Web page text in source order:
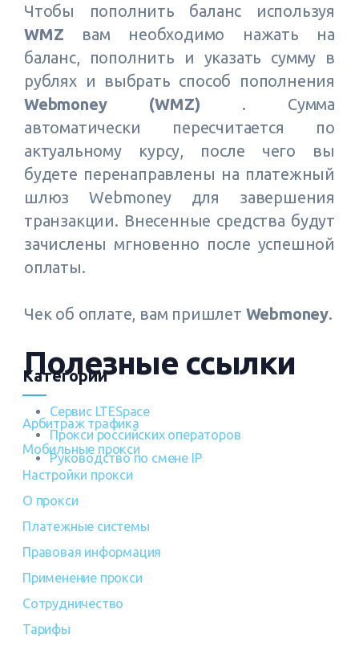
Чтобы пополнить баланс используя
WMZ вам необходимо нажать на
баланс, пополнить и указать сумму в
рублях и выбрать способ пополнения
Webmoney (WMZ) . Сумма
автоматически пересчитается по
актуальному курсу, после чего вы
будете перенаправлены на платежный
шлюз Webmoney для завершения
транзакции. Внесенные средства будут
зачислены мгновенно после успешной
оплаты.
Чек об оплате, вам пришлет Webmoney.
Полезные ссылки
Сервис LTESpace
Прокси российских операторов
Руководство по смене IP
Категории
Арбитраж трафика
Мобильные прокси
Настройки прокси
О прокси
Платежные системы
Правовая информация
Применение прокси
Сотрудничество
Тарифы